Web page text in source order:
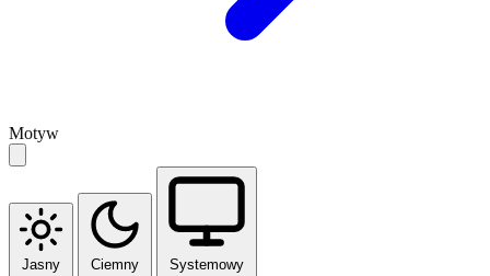
Motyw
Jasny Ciemny Systemowy